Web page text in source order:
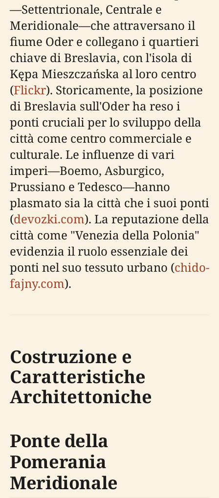
—Settentrionale, Centrale e
Meridionale—che attraversano il
fiume Oder e collegano i quartieri
chiave di Breslavia, con l'isola di
Kępa Mieszczańska al loro centro
(Flickr). Storicamente, la posizione
di Breslavia sull'Oder ha reso i
ponti cruciali per lo sviluppo della
città come centro commerciale e
culturale. Le influenze di vari
imperi—Boemo, Asburgico,
Prussiano e Tedesco—hanno
plasmato sia la città che i suoi ponti
(devozki.com). La reputazione della
città come "Venezia della Polonia"
evidenzia il ruolo essenziale dei
ponti nel suo tessuto urbano (chido-
fajny.com).
Costruzione e
Caratteristiche
Architettoniche
Ponte della
Pomerania
Meridionale